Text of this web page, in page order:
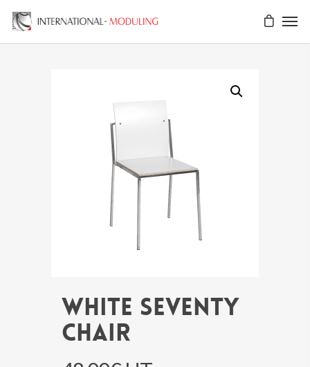
WHITE SEVENTY
CHAIR